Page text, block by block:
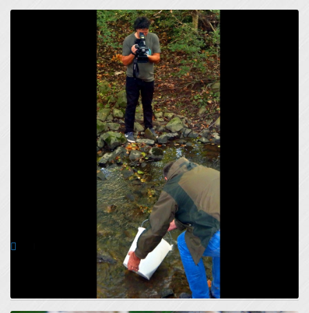
LETOS SMO V NARAVO IZPUSTILI 46.000
OSEBKOV PRIMORSKE PODUSTI
Po odstranjevalnih akcijah donavske podusti, smo začeli s
prvimi vlaganji primorske podusti v prito...